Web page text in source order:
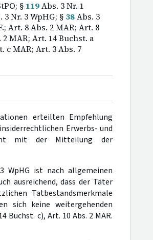
§ 119Abs. 3 Nr. 1
3 Nr. 3 WpHG; § 38Abs. 3
Art. 8 Abs. 2 MAR; Art. 8
MAR; Art. 14 Buchst. a
c MAR; Art. 3 Abs. 7
erteilten Empfehlung
Erwerbs- und
mit der Mitteilung der
WpHG ist nach allgemeinen
ausreichend, dass der Täter
Tatbestandsmerkmale
sich keine weitergehenden
c), Art. 10 Abs. 2 MAR.